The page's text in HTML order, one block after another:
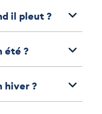
il pleut ?
été ?
hiver ?